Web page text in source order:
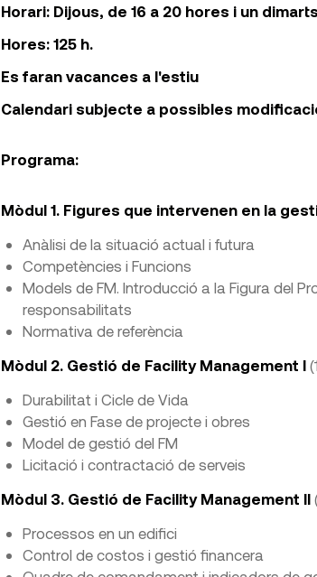
Horari: Dijous, de 16 a 20 hores i un
Hores: 125 h.
Es faran vacances a l'estiu
Calendari subjecte a possibles
Programa:
Mòdul 1. Figures que intervenen en la
Anàlisi de la situació actual i futura
Competències i Funcions
Models de FM. Introducció a la Figura del
responsabilitats
Normativa de referència
Mòdul 2. Gestió de Facility Management I
Durabilitat i Cicle de Vida
Gestió en Fase de projecte i obres
Model de gestió del FM
Licitació i contractació de serveis
Mòdul 3. Gestió de Facility Management II
Processos en un edifici
Control de costos i gestió financera